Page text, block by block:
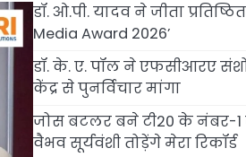
डॉ. ओ.पी. यादव ने जीता प्रतिष्ठित
Media Award 2026’
डॉ. के. ए. पॉल ने एफसीआरए
केंद्र से पुनर्विचार मांगा
जोस बटलर बने टी20 के नंबर-1
वैभव सूर्यवंशी तोड़ेंगे मेरा रिकॉर्ड